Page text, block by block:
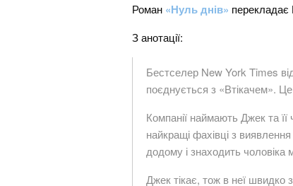
Роман «Нуль днів» перекладає
З анотації:
Бестселер New York Times
поєднується з «Втікачем».
Компанії наймають Джек та
найкращі фахівці з
додому і знаходить чоловіка
Джек тікає, тож в неї швидко